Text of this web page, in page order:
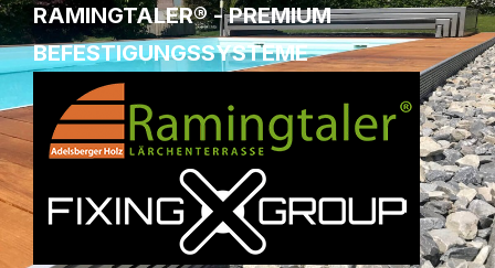
RAMINGTALER® - PREMIUM
BEFESTIGUNGSSYSTEME